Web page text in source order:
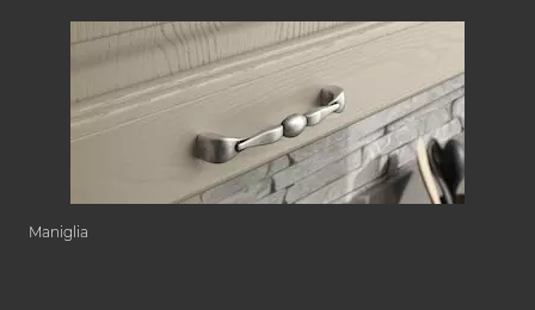
Maniglia